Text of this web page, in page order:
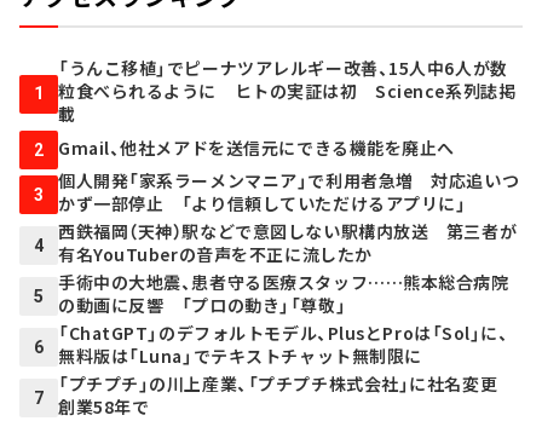
1
「うんこ移植」でピーナツアレルギー改善、15人中6人が数
粒食べられるように ヒトの実証は初 Science系列誌掲
載
2 Gmail、他社メアドを送信元にできる機能を廃止へ
3
個人開発「家系ラーメンマニア」で利用者急増 対応追いつ
かず一部停止 「より信頼していただけるアプリに」
4
西鉄福岡（天神）駅などで意図しない駅構内放送 第三者が
有名YouTuberの音声を不正に流したか
5
手術中の大地震、患者守る医療スタッフ……熊本総合病院
の動画に反響 「プロの動き」「尊敬」
6
「ChatGPT」のデフォルトモデル、PlusとProは「Sol」に、
無料版は「Luna」でテキストチャット無制限に
7
「プチプチ」の川上産業、「プチプチ株式会社」に社名変更
創業58年で